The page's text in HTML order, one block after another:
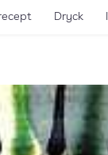
Dryck